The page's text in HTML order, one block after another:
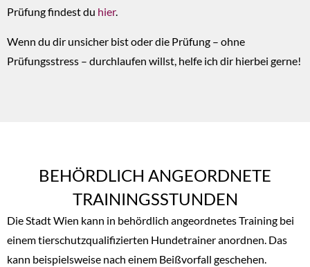
Prüfung findest du hier.
Wenn du dir unsicher bist oder die Prüfung – ohne
Prüfungsstress – durchlaufen willst, helfe ich dir hierbei gerne!
BEHÖRDLICH ANGEORDNETE
TRAININGSSTUNDEN
Die Stadt Wien kann in behördlich angeordnetes Training bei
einem tierschutzqualifizierten Hundetrainer anordnen. Das
kann beispielsweise nach einem Beißvorfall geschehen.